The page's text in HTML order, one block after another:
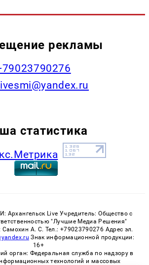
рекламы
статистика
Архангельск Live Учредитель: Общество с
"Лучшие Медиа Решения"
Самохин А. С. Тел.: +79023790276 Адрес эл.
Знак информационной продукции:
16+
орган: Федеральная служба по надзору в
технологий и массовых